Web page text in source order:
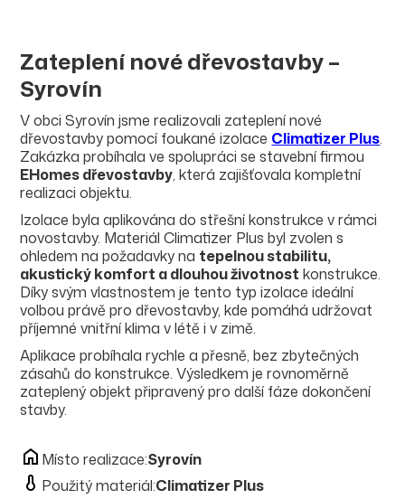
Zateplení nové dřevostavby –
Syrovín
V obci Syrovín jsme realizovali zateplení nové
dřevostavby pomocí foukané izolace Climatizer Plus.
Zakázka probíhala ve spolupráci se stavební firmou
EHomes dřevostavby, která zajišťovala kompletní
realizaci objektu.
Izolace byla aplikována do střešní konstrukce v rámci
novostavby. Materiál Climatizer Plus byl zvolen s
ohledem na požadavky na tepelnou stabilitu,
akustický komfort a dlouhou životnost konstrukce.
Díky svým vlastnostem je tento typ izolace ideální
volbou právě pro dřevostavby, kde pomáhá udržovat
příjemné vnitřní klima v létě i v zimě.
Aplikace probíhala rychle a přesně, bez zbytečných
zásahů do konstrukce. Výsledkem je rovnoměrně
zateplený objekt připravený pro další fáze dokončení
stavby.
Místo realizace:Syrovín
Použitý materiál:Climatizer Plus